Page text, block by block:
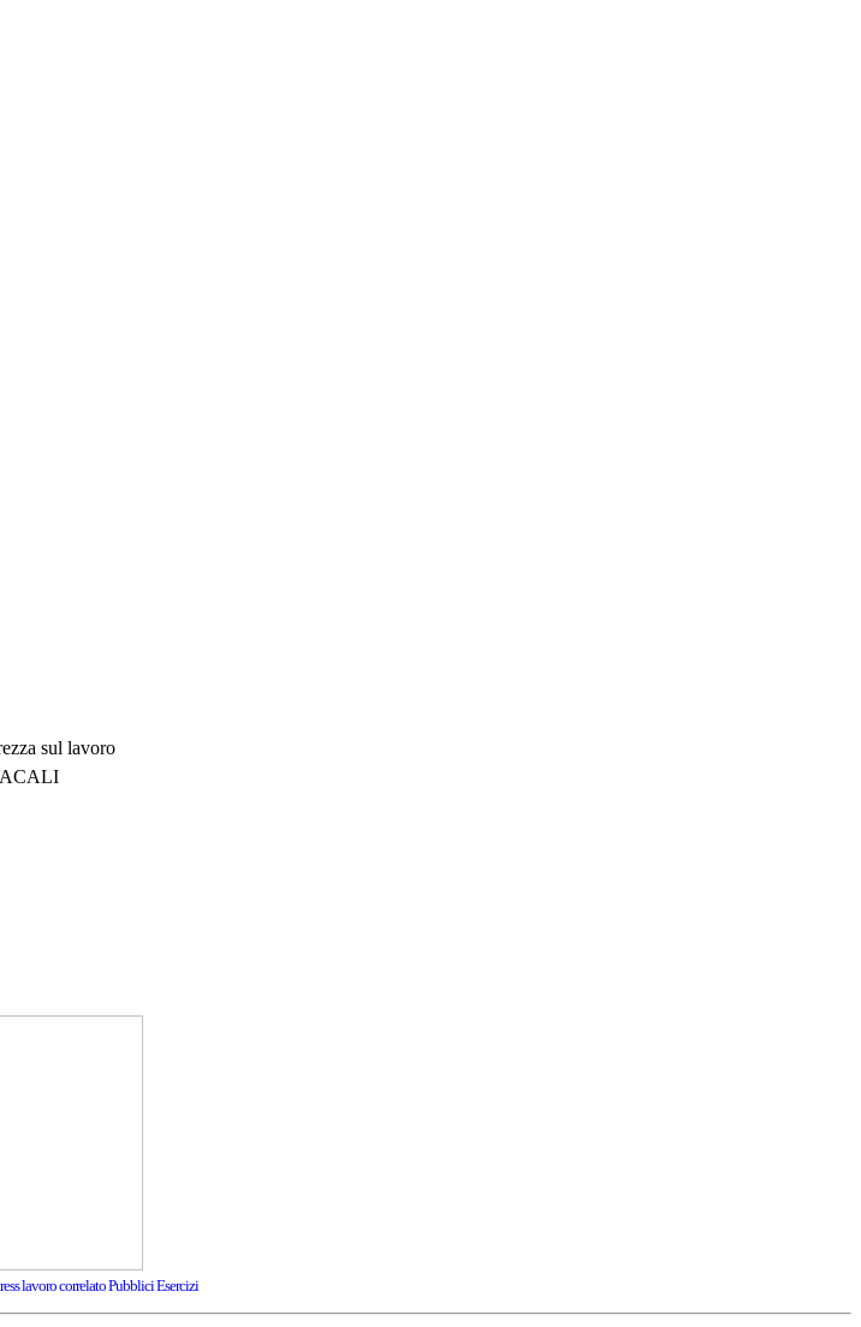
sul lavoro
lavoro correlato Pubblici Esercizi